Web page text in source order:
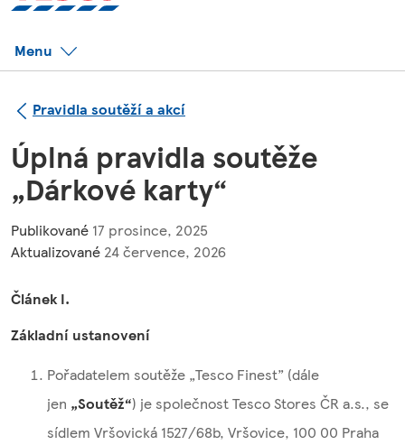
Menu
Pravidla soutěží a akcí
Úplná pravidla soutěže
„Dárkové karty“
Publikované 17 prosince, 2025
Aktualizované 24 července, 2026
Článek I.
Základní ustanovení
Pořadatelem soutěže „Tesco Finest” (dále
jen „Soutěž“) je společnost Tesco Stores ČR a.s., se
sídlem Vršovická 1527/68b, Vršovice, 100 00 Praha